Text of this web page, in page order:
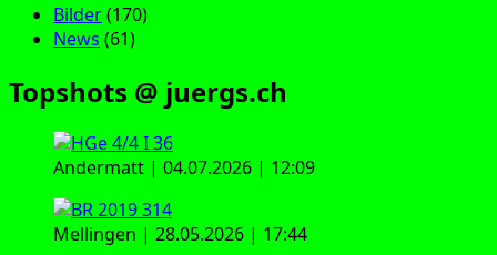
Bilder(170)
News (61)
Topshots @ juergs.ch
Andermatt | 04.07.2026 | 12:09
Mellingen | 28.05.2026 | 17:44